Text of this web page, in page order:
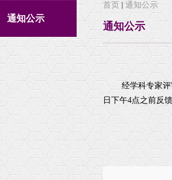
设置
图片
示
下载
培养方案
本科生科研
本科生科研训练导师
通知公示
首页 通知公示
通知公示
经学科专家
日下午4点之前反